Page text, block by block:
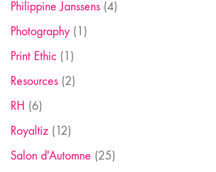
Philippine Janssens (4)
Photography (1)
Print Ethic (1)
Resources (2)
RH (6)
Royaltiz (12)
Salon d'Automne (25)